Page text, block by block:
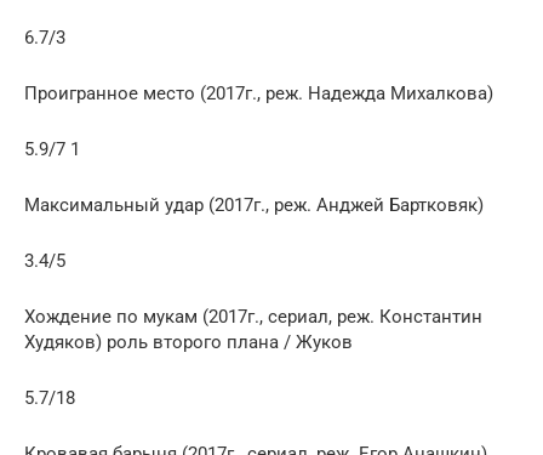
6.7/3
Проигранное место (2017г., реж. Надежда Михалкова)
5.9/7 1
Максимальный удар (2017г., реж. Анджей Бартковяк)
3.4/5
Хождение по мукам (2017г., сериал, реж. Константин
Худяков) роль второго плана / Жуков
5.7/18